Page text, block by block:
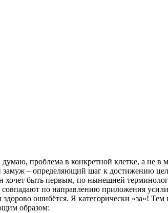
проблема в конкретной клетке, а не в
– определяющий шаг к достижению
быть первым, по нынешней
по направлению приложения
ошибётся. Я категорически «за»!
образом: